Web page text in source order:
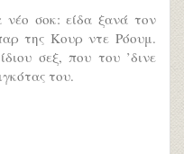
σοκ: είδα ξανά τον
της Κουρ ντε Ρόουμ.
σεξ, που του ’δινε
του.